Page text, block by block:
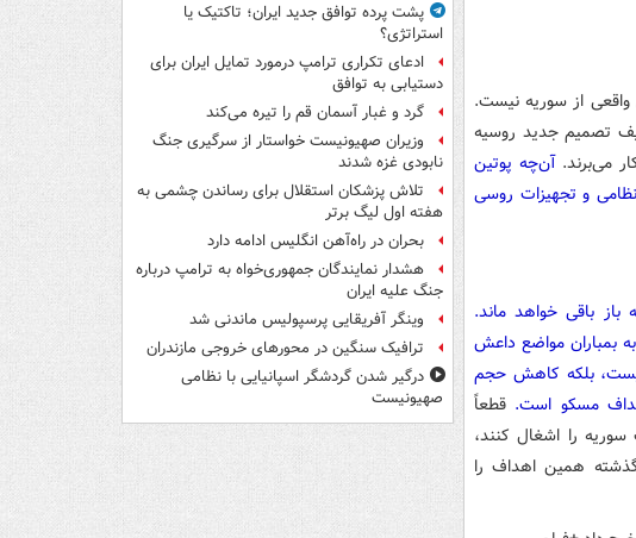
از سوریه نیست.
تصمیم جدید روسیه
می‌برند.آن‌چه پوتین
و تجهیزات روسی
باقی خواهد ماند.
بمباران مواضع داعش
بلکه کاهش حجم
مسکو است. قطعاً
را اشغال کنند،
همین اهداف را
پشت پرده توافق جدید ایران؛ تاکتیک یا
استراتژی؟
ادعای تکراری ترامپ درمورد تمایل ایران برای
دستیابی به توافق
گرد و غبار آسمان قم را تیره می‌کند
وزیران صهیونیست خواستار از سرگیری جنگ
نابودی غزه شدند
تلاش پزشکان استقلال برای رساندن چشمی به
هفته اول لیگ برتر
بحران در راه‌آهن انگلیس ادامه دارد
هشدار نمایندگان جمهوری‌خواه به ترامپ درباره
جنگ علیه ایران
وینگر آفریقایی پرسپولیس ماندنی شد
ترافیک سنگین در محورهای خروجی مازندران
درگیر شدن گردشگر اسپانیایی با نظامی
صهیونیست